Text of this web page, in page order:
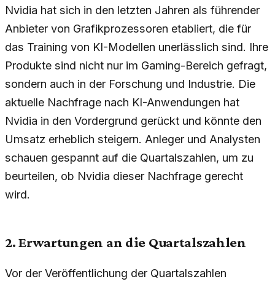
Nvidia hat sich in den letzten Jahren als führender
Anbieter von Grafikprozessoren etabliert, die für
das Training von KI-Modellen unerlässlich sind. Ihre
Produkte sind nicht nur im Gaming-Bereich gefragt,
sondern auch in der Forschung und Industrie. Die
aktuelle Nachfrage nach KI-Anwendungen hat
Nvidia in den Vordergrund gerückt und könnte den
Umsatz erheblich steigern. Anleger und Analysten
schauen gespannt auf die Quartalszahlen, um zu
beurteilen, ob Nvidia dieser Nachfrage gerecht
wird.
2. Erwartungen an die Quartalszahlen
Vor der Veröffentlichung der Quartalszahlen